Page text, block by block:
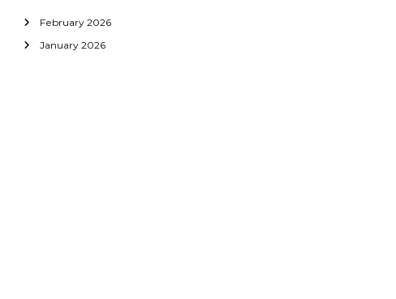
February 2026
January 2026